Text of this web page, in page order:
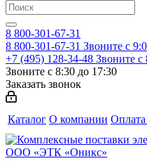
8 800-301-67-31
8 800-301-67-31 Звоните с
+7 (495) 128-34-48 Звоните с
Звоните с 8:30 до 17:30
Заказать звонок
Каталог О компании Оплата